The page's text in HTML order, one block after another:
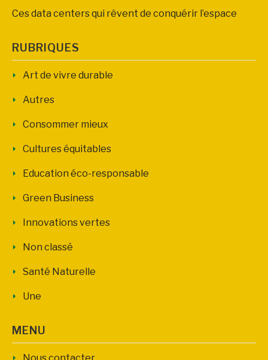
Ces data centers qui rêvent de conquérir l’espace
RUBRIQUES
Art de vivre durable
Autres
Consommer mieux
Cultures équitables
Education éco-responsable
Green Business
Innovations vertes
Non classé
Santé Naturelle
Une
MENU